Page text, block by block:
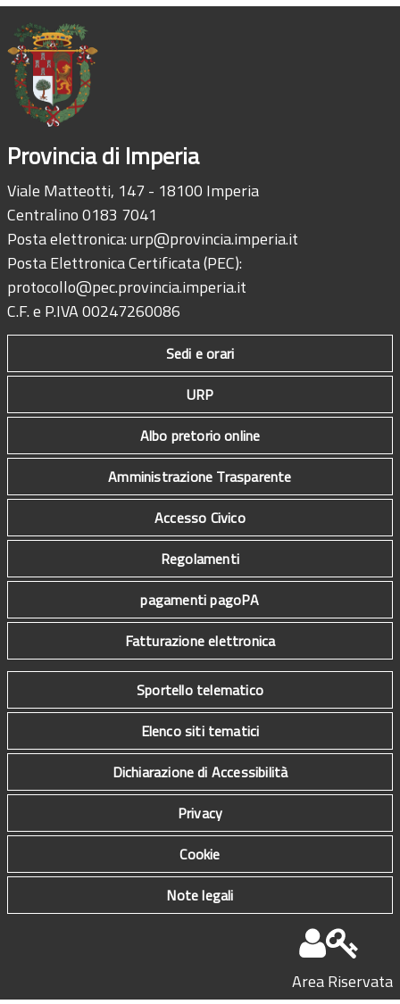
Provincia di Imperia
Viale Matteotti, 147 - 18100 Imperia
Centralino 0183 7041
Posta elettronica:urp@provincia.imperia.it
Posta Elettronica Certificata (PEC):
protocollo@pec.provincia.imperia.it
C.F. e P.IVA 00247260086
Sedi e orari
URP
Albo pretorio online
Amministrazione Trasparente
Accesso Civico
Regolamenti
pagamenti pagoPA
Fatturazione elettronica
Sportello telematico
Elenco siti tematici
Dichiarazione di Accessibilità
Privacy
Cookie
Note legali
Area Riservata